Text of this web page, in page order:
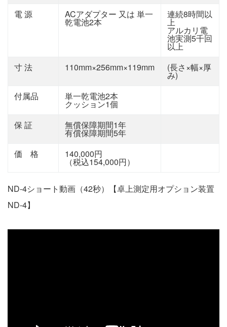
電 源
ACアダプター 又は 単一
乾電池2本
連続8時間以
上
アルカリ電
池実測5千回
以上
寸 法
110mm×256mm×119mm (長さ×幅×厚
み)
付属品
単一乾電池2本
クッション1個
保 証
無償保障期間1年
有償保障期間5年
価 格
140,000円
（税込154,000円）
ND-4ショート動画（42秒）【卓上測定用オプション装置
ND-4】